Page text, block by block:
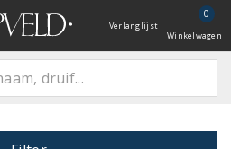
Verlanglijst
0
Winkelwagen